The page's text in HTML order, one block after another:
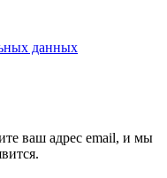
данных
ваш адрес email, и мы